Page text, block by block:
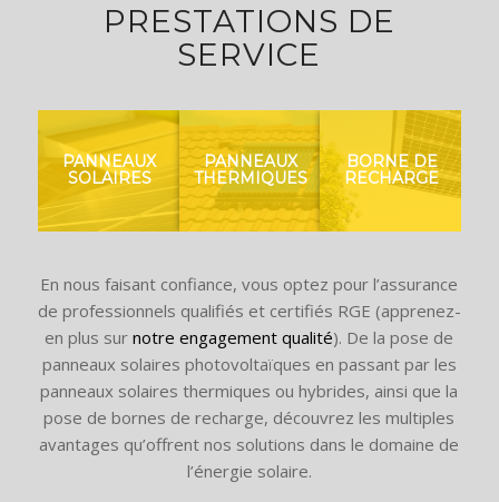
PRESTATIONS DE
SERVICE
PANNEAUX
SOLAIRES
PANNEAUX
THERMIQUES
BORNE DE
RECHARGE
En nous faisant confiance, vous optez pour l’assurance
de professionnels qualifiés et certifiés RGE (apprenez-
en plus surnotre engagement qualité). De la pose de
panneaux solaires photovoltaïques en passant par les
panneaux solaires thermiques ou hybrides, ainsi que la
pose de bornes de recharge, découvrez les multiples
avantages qu’offrent nos solutions dans le domaine de
l’énergie solaire.